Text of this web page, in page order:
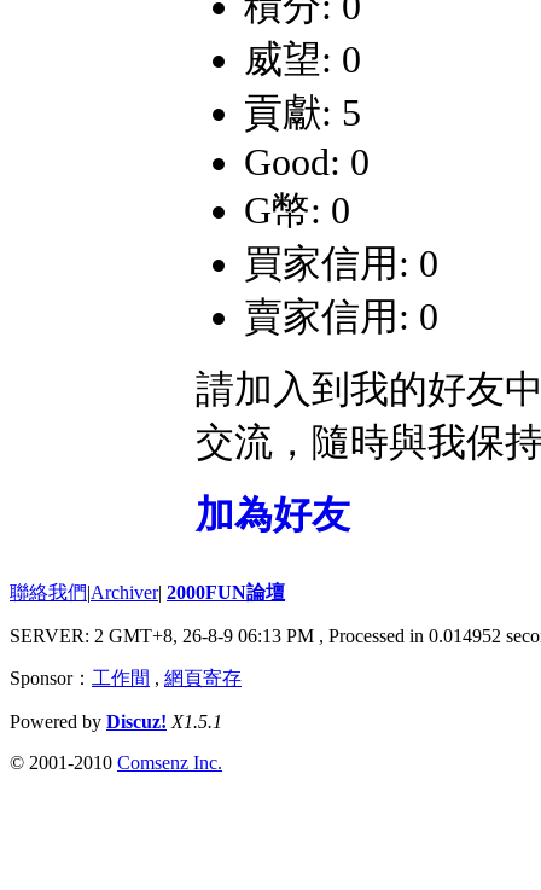
威望: 0
貢獻: 5
Good: 0
G幣: 0
買家信用: 0
賣家信用: 0
請加入到我的好友
交流，隨時與我保
加為好友
聯絡我們|Archiver| 2000FUN論壇
SERVER: 2 GMT+8, 26-8-9 06:13 PM , Processed in 0.014952
Sponsor： 工作間 , 網頁寄存
Powered by Discuz! X1.5.1
© 2001-2010 Comsenz Inc.